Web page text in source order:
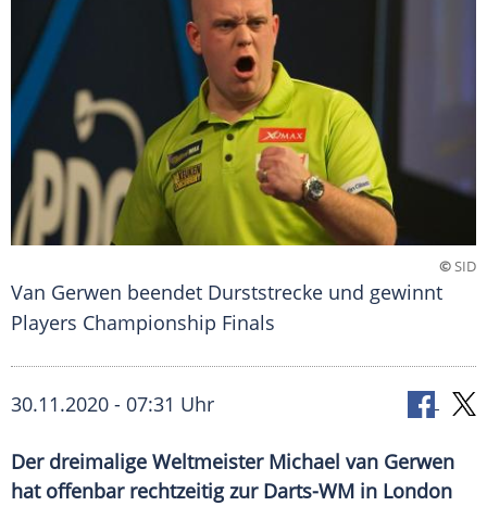
©SID
Van Gerwen beendet Durststrecke und gewinnt
Players Championship Finals
30.11.2020 - 07:31 Uhr
Der dreimalige Weltmeister Michael van Gerwen
hat offenbar rechtzeitig zur Darts-WM in London